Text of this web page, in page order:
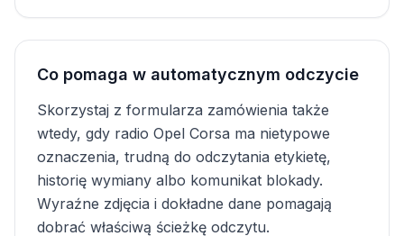
Co pomaga w automatycznym odczycie
Skorzystaj z formularza zamówienia także
wtedy, gdy radio Opel Corsa ma nietypowe
oznaczenia, trudną do odczytania etykietę,
historię wymiany albo komunikat blokady.
Wyraźne zdjęcia i dokładne dane pomagają
dobrać właściwą ścieżkę odczytu.